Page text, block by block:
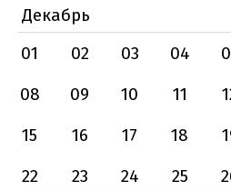
Декабрь
01
02 03 04
08
09 10 11
15
16 17 18
22
23 24 25